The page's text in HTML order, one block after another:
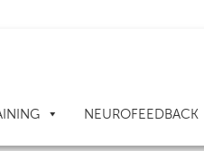
NEUROFEEDBACK
Lerntraining in